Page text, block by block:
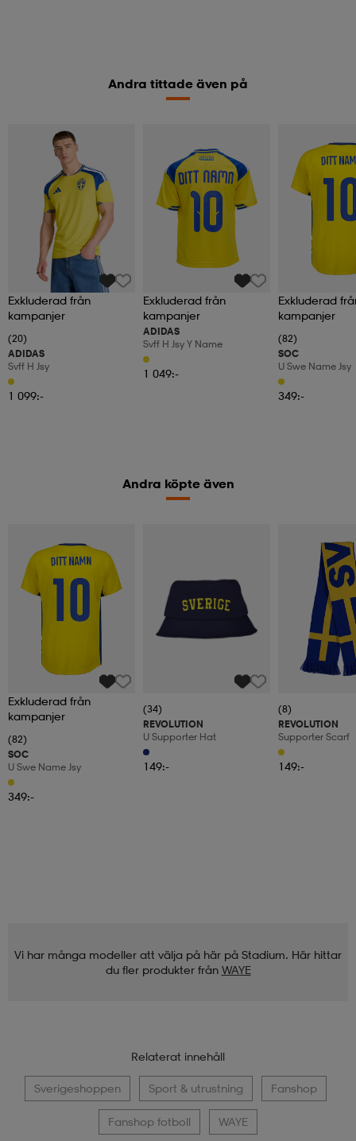
Andra tittade även på
Exkluderad från
kampanjer
(20)
ADIDAS
Svff H Jsy
1 099:-
Exkluderad från
kampanjer
ADIDAS
Svff H Jsy Y Name
1 049:-
Exkluderad
kampanjer
(82)
SOC
U Swe Name Jsy
349:-
Andra köpte även
Exkluderad från
kampanjer
(82)
SOC
U Swe Name Jsy
349:-
(34)
REVOLUTION
U Supporter Hat
149:-
(8)
REVOLUTION
Supporter Scarf
149:-
Vi har många modeller att välja på här på Stadium. Här hittar
du fler produkter från WAYE
Relaterat innehåll
Sverigeshoppen Sport & utrustning Fanshop
Fanshop fotboll WAYE